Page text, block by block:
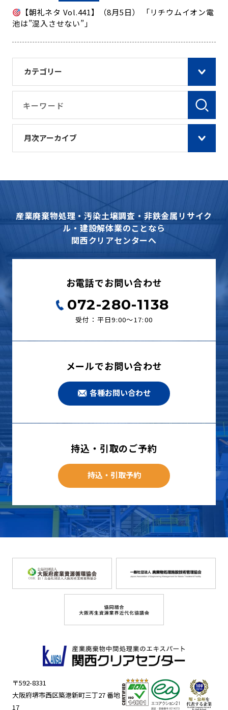
カテゴリー
月次アーカイブ
【朝礼ネタ Vol.441】（8月5日） 「リチウムイオン電
池は”混入させない”」
産業廃棄物処理・汚染土壌調査・非鉄金属リサイク
ル・建設解体業のことなら
関西クリアセンターへ
お電話でお問い合わせ
072-280-1138
受付：平日9:00〜17:00
メールでお問い合わせ
各種お問い合わせ
持込・引取のご予約
持込・引取予約
〒592-8331
大阪府堺市西区築港新町三丁27 番地
17